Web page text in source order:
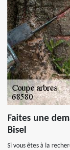
Faites une
Bisel
Si vous êtes à la